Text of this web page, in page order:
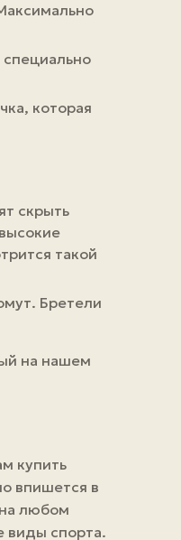
которая
скрыть
такой
Бретели
на нашем
купить
впишется в
любом
виды спорта.